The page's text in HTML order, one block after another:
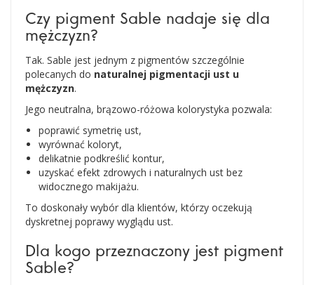
Czy pigment Sable nadaje się dla
mężczyzn?
Tak. Sable jest jednym z pigmentów szczególnie
polecanych do naturalnej pigmentacji ust u
mężczyzn.
Jego neutralna, brązowo-różowa kolorystyka pozwala:
poprawić symetrię ust,
wyrównać koloryt,
delikatnie podkreślić kontur,
uzyskać efekt zdrowych i naturalnych ust bez
widocznego makijażu.
To doskonały wybór dla klientów, którzy oczekują
dyskretnej poprawy wyglądu ust.
Dla kogo przeznaczony jest pigment
Sable?